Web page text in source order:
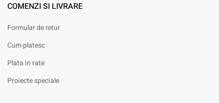
COMENZI SI LIVRARE
Formular de retur
Cum platesc
Plata in rate
Proiecte speciale